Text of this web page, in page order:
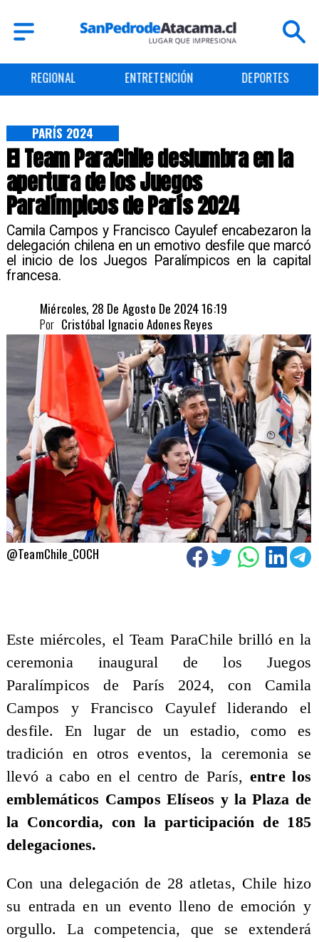
ENTRETENCIÓN DEPORTES CULTURA
El Team ParaChile deslumbra en la
apertura de los Juegos
Paralímpicos de París 2024
​Camila Campos y Francisco Cayulef encabezaron la
delegación chilena en un emotivo desfile que marcó
el inicio de los Juegos Paralímpicos en la capital
francesa.
PARÍS 2024
Miércoles, 28 De Agosto De 2024 16:19
Cristóbal Ignacio Adones Reyes
Por
@TeamChile_COCH
Este miércoles, el Team ParaChile brilló en la
ceremonia inaugural de los Juegos
Paralímpicos de París 2024, con Camila
Campos y Francisco Cayulef liderando el
desfile. En lugar de un estadio, como es
tradición en otros eventos, la ceremonia se
llevó a cabo en el centro de París, entre los
emblemáticos Campos Elíseos y la Plaza de
la Concordia, con la participación de 185
delegaciones.
Con una delegación de 28 atletas, Chile hizo
su entrada en un evento lleno de emoción y
orgullo. La competencia, que se extenderá